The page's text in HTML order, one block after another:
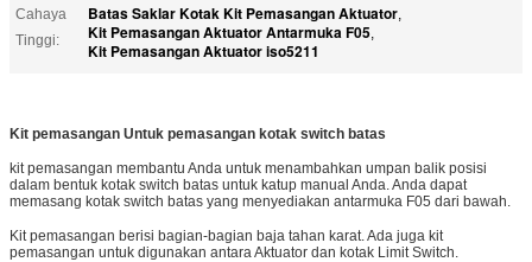
Cahaya
Tinggi:
Batas Saklar Kotak Kit Pemasangan Aktuator,
Kit Pemasangan Aktuator Antarmuka F05,
Kit Pemasangan Aktuator iso5211
Kit pemasangan Untuk pemasangan kotak switch batas
kit pemasangan membantu Anda untuk menambahkan umpan balik posisi
dalam bentuk kotak switch batas untuk katup manual Anda. Anda dapat
memasang kotak switch batas yang menyediakan antarmuka F05 dari bawah.
Kit pemasangan berisi bagian-bagian baja tahan karat. Ada juga kit
pemasangan untuk digunakan antara Aktuator dan kotak Limit Switch.